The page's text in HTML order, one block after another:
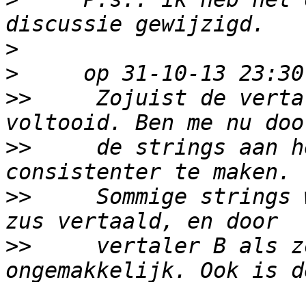
>
>
>>
Zojuist de
>>
de strings aan
>>
Sommige strings
>>
vertaler B als